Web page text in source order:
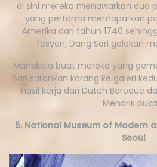
di sini mereka menawarkan dua
yang pertama memaparkan
Amerika dari tahun 1740
fesyen, Dang Sari galakan
Manakala buat mereka yang
Sari sarankan korang ke galeri
hasil kerja dari Dutch Baroque
Menarik
5. National Museum of Modern
Seoul